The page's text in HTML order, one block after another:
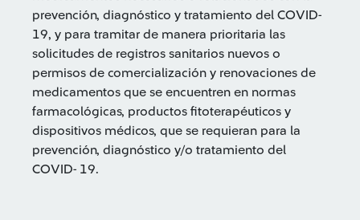
prevención, diagnóstico y tratamiento del COVID-
19, y para tramitar de manera prioritaria las
solicitudes de registros sanitarios nuevos o
permisos de comercialización y renovaciones de
medicamentos que se encuentren en normas
farmacológicas, productos fitoterapéuticos y
dispositivos médicos, que se requieran para la
prevención, diagnóstico y/o tratamiento del
COVID- 19.